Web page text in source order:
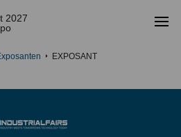
2027
EXPOSANT